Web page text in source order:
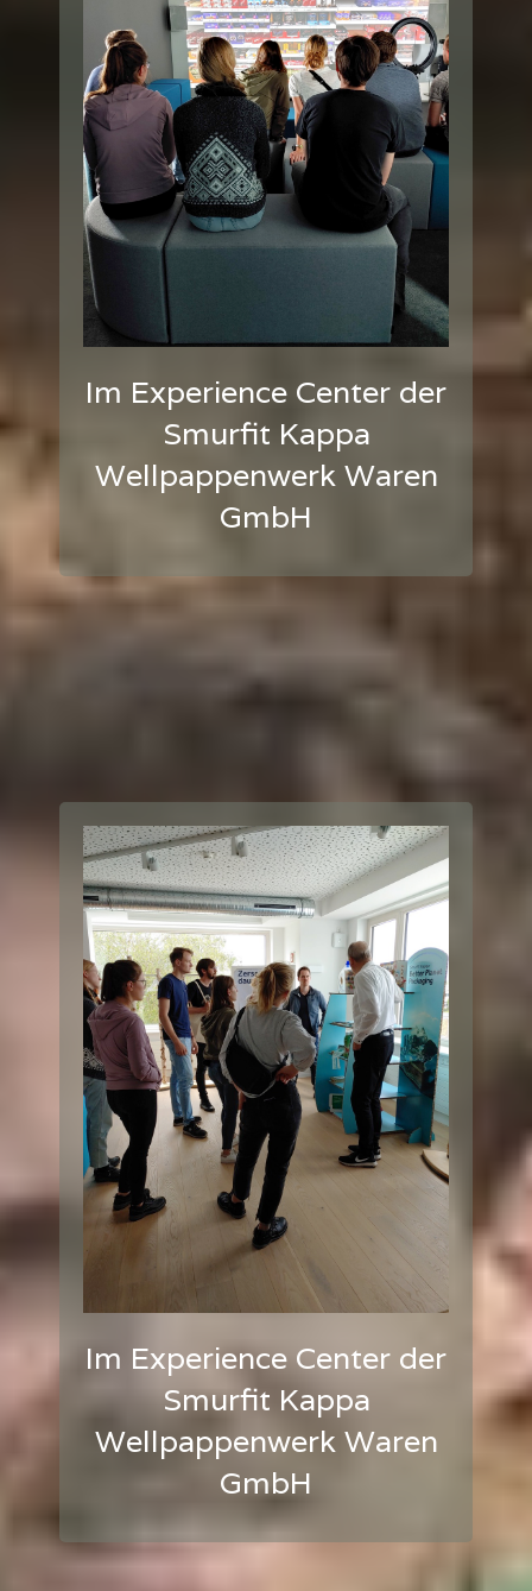
Im Experience Center der
Smurfit Kappa
Wellpappenwerk Waren
GmbH
Im Experience Center der
Smurfit Kappa
Wellpappenwerk Waren
GmbH